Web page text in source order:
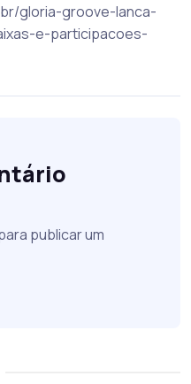
gloria-groove-lanca-
e-participacoes-
publicar um